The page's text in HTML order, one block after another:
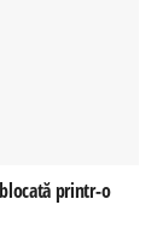
printr-o